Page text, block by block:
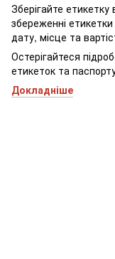
Зберігайте етикетку
збереженні
дату, місце та
Остерігайтеся
етикеток та
Докладніше